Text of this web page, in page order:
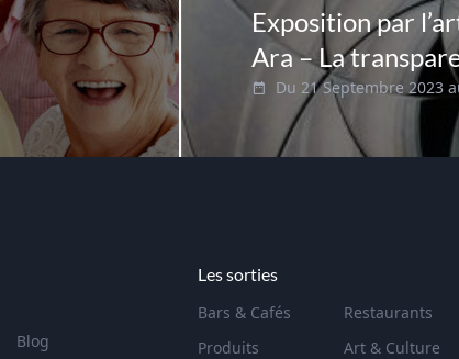
Exposition par
Ara – La
Du 21 Septembre 2023
Blog
Les sorties
Bars & Cafés
Restaurants
Produits
Art & Culture